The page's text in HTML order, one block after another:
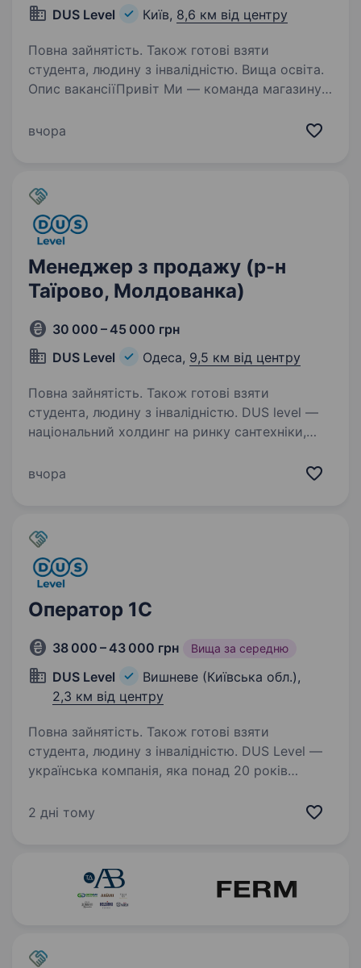
DUS Level
Київ, 8,6 км від центру
Повна зайнятість. Також готові взяти
студента, людину з інвалідністю. Вища освіта.
Опис вакансіїПривіт Ми — команда магазину
та електрики, яка дарує тепло, комфорт і
5000 постійних…
вчора
Менеджер з продажу (р-н
Таїрово, Молдованка)
30 000 – 45 000 грн
DUS Level
Одеса, 9,5 км від центру
Повна зайнятість. Також готові взяти
студента, людину з інвалідністю. DUS level —
національний холдинг на ринку сантехніки,
Маємо декільна напрямків роботи, одним із
з брендами,…
вчора
Оператор 1C
38 000 – 43 000 грн Вища за середню
DUS Level
Вишневе (Київська обл.),
2,3 км від центру
Повна зайнятість. Також готові взяти
студента, людину з інвалідністю. DUS Level —
українська компанія, яка понад 20 років
та електрики. Ми маємо власну складську
2 дні тому